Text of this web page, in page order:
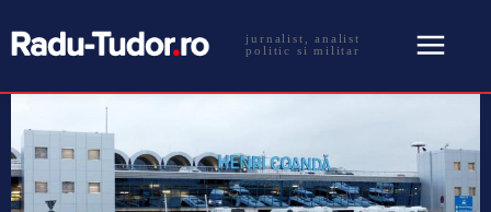
jurnalist, analist
politic si militar